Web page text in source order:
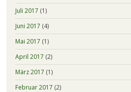
Juli 2017 (1)
Juni 2017 (4)
Mai 2017 (1)
April 2017 (2)
März 2017 (1)
Februar 2017 (2)